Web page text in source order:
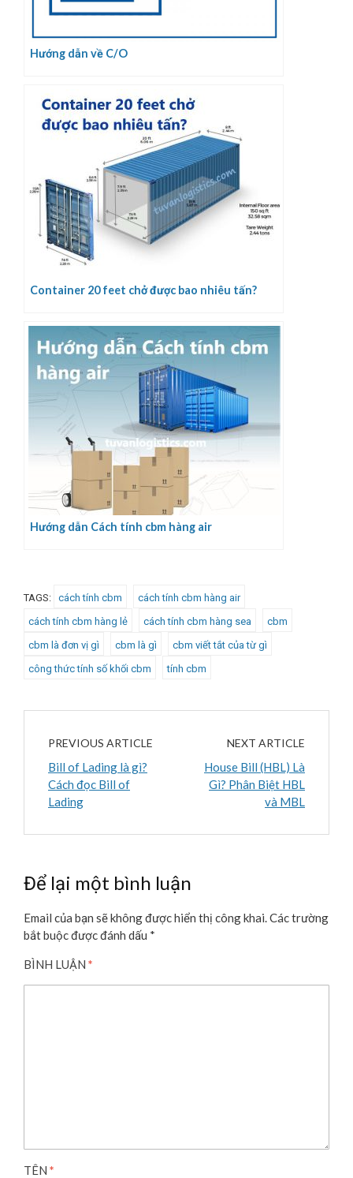
Hướng dẫn về C/O
Container 20 feet chở được bao nhiêu tấn?
Hướng dẫn Cách tính cbm hàng air
TAGS: cách tính cbm
cách tính cbm hàng air
cách tính cbm hàng lẻ
cách tính cbm hàng sea
cbm
cbm là đơn vị gì
cbm là gì
cbm viết tắt của từ gì
công thức tính số khối cbm
tính cbm
PREVIOUS ARTICLE
Bill of Lading là gì?
Cách đọc Bill of
Lading
NEXT ARTICLE
House Bill (HBL) Là
Gì? Phân Biệt HBL
và MBL
Để lại một bình luận
Email của bạn sẽ không được hiển thị công khai.Các trường
bắt buộc được đánh dấu *
BÌNH LUẬN *
TÊN *